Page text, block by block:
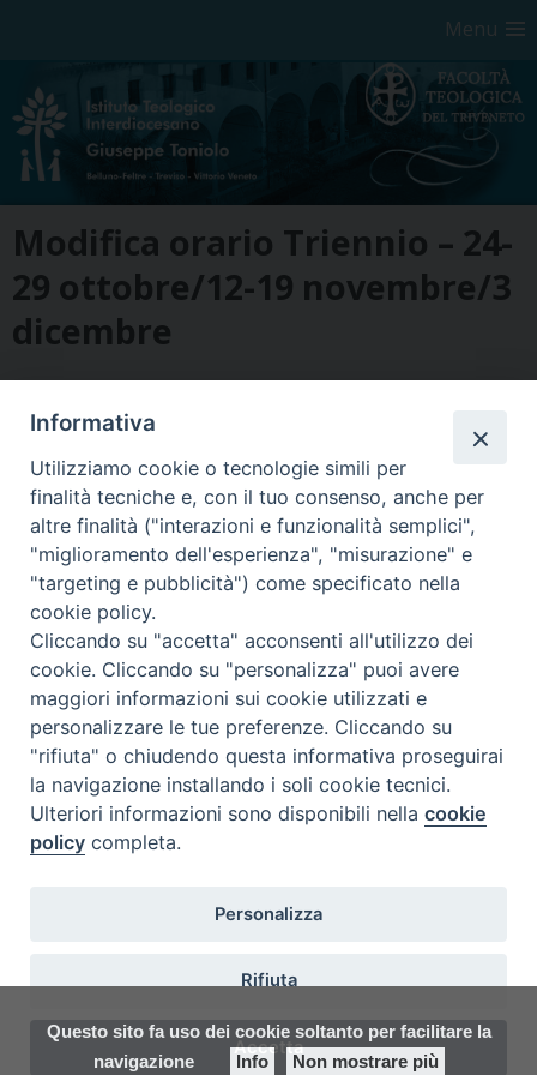
Questo sito fa uso dei cookie soltanto per facilitare la
navigazione
Info Non mostrare più
Menu
content
Modifica orario Triennio – 24-
29 ottobre/12-19 novembre/3
dicembre
Seminario Vescovile di Treviso
p.tta Benedetto XI, 2
31100 Treviso
Tel. 0422 324835
segreteria@itigt.it
Orario di segreteria
lunedì 17.30-19.30
martedì 17.30-19.30
mercoledì 17.30-19.30
giovedì 17.30-19.30
Informativa
Utilizziamo cookie o tecnologie simili per
finalità tecniche e, con il tuo consenso, anche per
altre finalità ("interazioni e funzionalità semplici",
"miglioramento dell'esperienza", "misurazione" e
"targeting e pubblicità") come specificato nella
cookie policy.
Cliccando su "accetta" acconsenti all'utilizzo dei
cookie. Cliccando su "personalizza" puoi avere
maggiori informazioni sui cookie utilizzati e
personalizzare le tue preferenze. Cliccando su
"rifiuta" o chiudendo questa informativa proseguirai
la navigazione installando i soli cookie tecnici.
Ulteriori informazioni sono disponibili nellacookie
policy completa.
Personalizza
Rifiuta
Accetta